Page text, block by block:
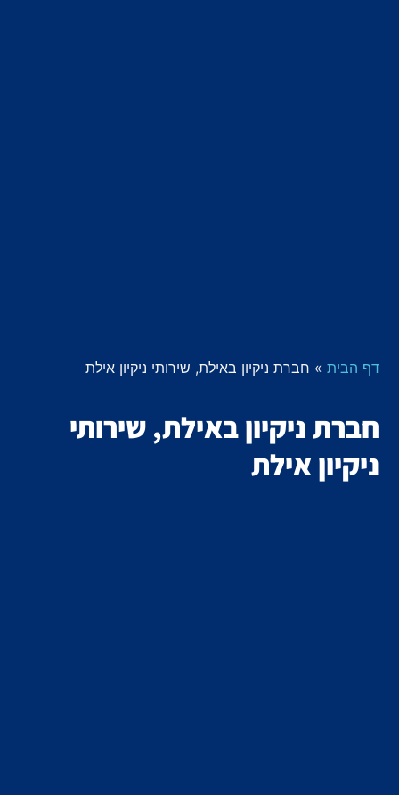
דף הבית » חברת ניקיון באילת, שירותי ניקיון אילת
חברת ניקיון באילת, שירותי
ניקיון אילת